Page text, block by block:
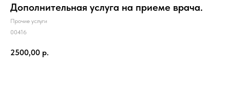
Дополнительная услуга на приеме врача.
Прочие услуги
00416
2500,00 р.